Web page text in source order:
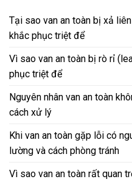
Tại sao van an toàn bị xả
khắc phục triệt để
Vì sao van an toàn bị rò rỉ
phục triệt để
Nguyên nhân van an toàn
cách xử lý
Khi van an toàn gặp lỗi có
lường và cách phòng tránh
Vì sao van an toàn rất quan